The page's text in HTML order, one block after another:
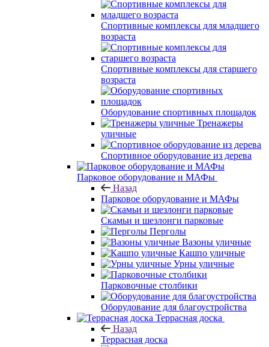
Спортивные комплексы для младшего
возраста
Спортивные комплексы для старшего
возраста
Оборудование спортивных площадок
Тренажеры
уличные
Спортивное оборудование из дерева
Парковое оборудование и МАФы
Назад
Парковое оборудование и МАФы
Скамьи и шезлонги парковые
Перголы
Вазоны уличные
Кашпо уличные
Урны уличные
Парковочные столбики
Оборудование для благоустройства
Террасная доска
Назад
Террасная доска